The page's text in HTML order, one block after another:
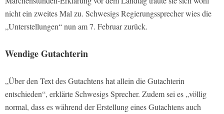
nicht ein zweites Mal zu. Schwesigs Regierungssprecher wies die
„Unterstellungen“ nun am 7. Februar zurück.
Wendige Gutachterin
„Über den Text des Gutachtens hat allein die Gutachterin
entschieden“, erklärte Schwesigs Sprecher. Zudem sei es „völlig
normal, dass es während der Erstellung eines Gutachtens auch